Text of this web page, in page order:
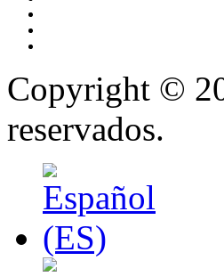
Copyright ©
reservados.